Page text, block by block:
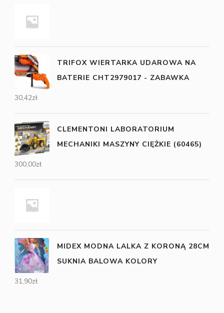
TRIFOX WIERTARKA UDAROWA NA
BATERIE CHT2979017 - ZABAWKA
30,42zł
CLEMENTONI LABORATORIUM
MECHANIKI MASZYNY CIĘŻKIE (60465)
300,00zł
MIDEX MODNA LALKA Z KORONĄ 28CM
SUKNIA BALOWA KOLORY
31,90zł